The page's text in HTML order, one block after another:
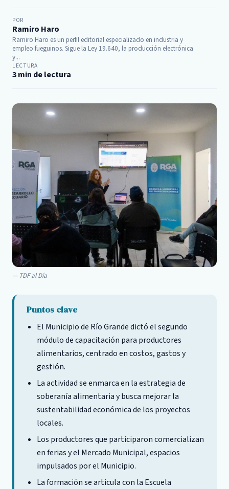
POR
Ramiro Haro
Ramiro Haro es un perfil editorial especializado en industria y
empleo fueguinos. Sigue la Ley 19.640, la producción electrónica
y...
LECTURA
3 min de lectura
TDF al Día
Puntos clave
El Municipio de Río Grande dictó el segundo
módulo de capacitación para productores
alimentarios, centrado en costos, gastos y
gestión.
La actividad se enmarca en la estrategia de
soberanía alimentaria y busca mejorar la
sustentabilidad económica de los proyectos
locales.
Los productores que participaron comercializan
en ferias y el Mercado Municipal, espacios
impulsados por el Municipio.
La formación se articula con la Escuela